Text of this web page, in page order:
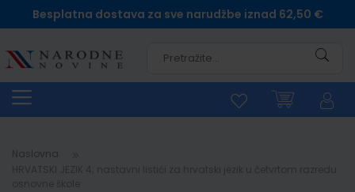
Besplatna dostava za sve narudžbe iznad 62,50 €
Naslovna